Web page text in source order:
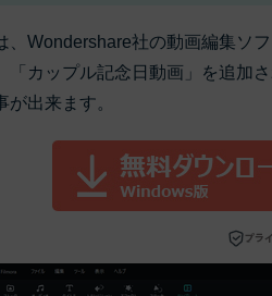
、Wondershare社の動画編集ソ
「カップル記念日動画」を追加
出来ます。